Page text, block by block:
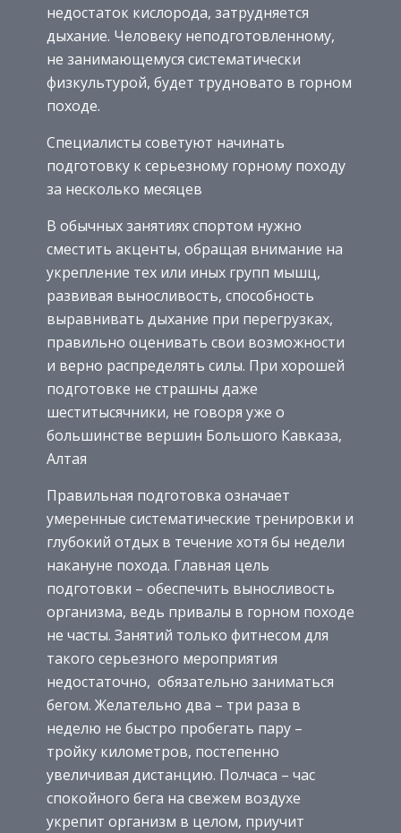
недостаток кислорода, затрудняется
дыхание. Человеку неподготовленному,
не занимающемуся систематически
физкультурой, будет трудновато в горном
походе.
Специалисты советуют начинать
подготовку к серьезному горному походу
за несколько месяцев
В обычных занятиях спортом нужно
сместить акценты, обращая внимание на
укрепление тех или иных групп мышц,
развивая выносливость, способность
выравнивать дыхание при перегрузках,
правильно оценивать свои возможности
и верно распределять силы. При хорошей
подготовке не страшны даже
шеститысячники, не говоря уже о
большинстве вершин Большого Кавказа,
Алтая
Правильная подготовка означает
умеренные систематические тренировки и
глубокий отдых в течение хотя бы недели
накануне похода. Главная цель
подготовки – обеспечить выносливость
организма, ведь привалы в горном походе
не часты. Занятий только фитнесом для
такого серьезного мероприятия
недостаточно, обязательно заниматься
бегом. Желательно два – три раза в
неделю не быстро пробегать пару –
тройку километров, постепенно
увеличивая дистанцию. Полчаса – час
спокойного бега на свежем воздухе
укрепит организм в целом, приучит